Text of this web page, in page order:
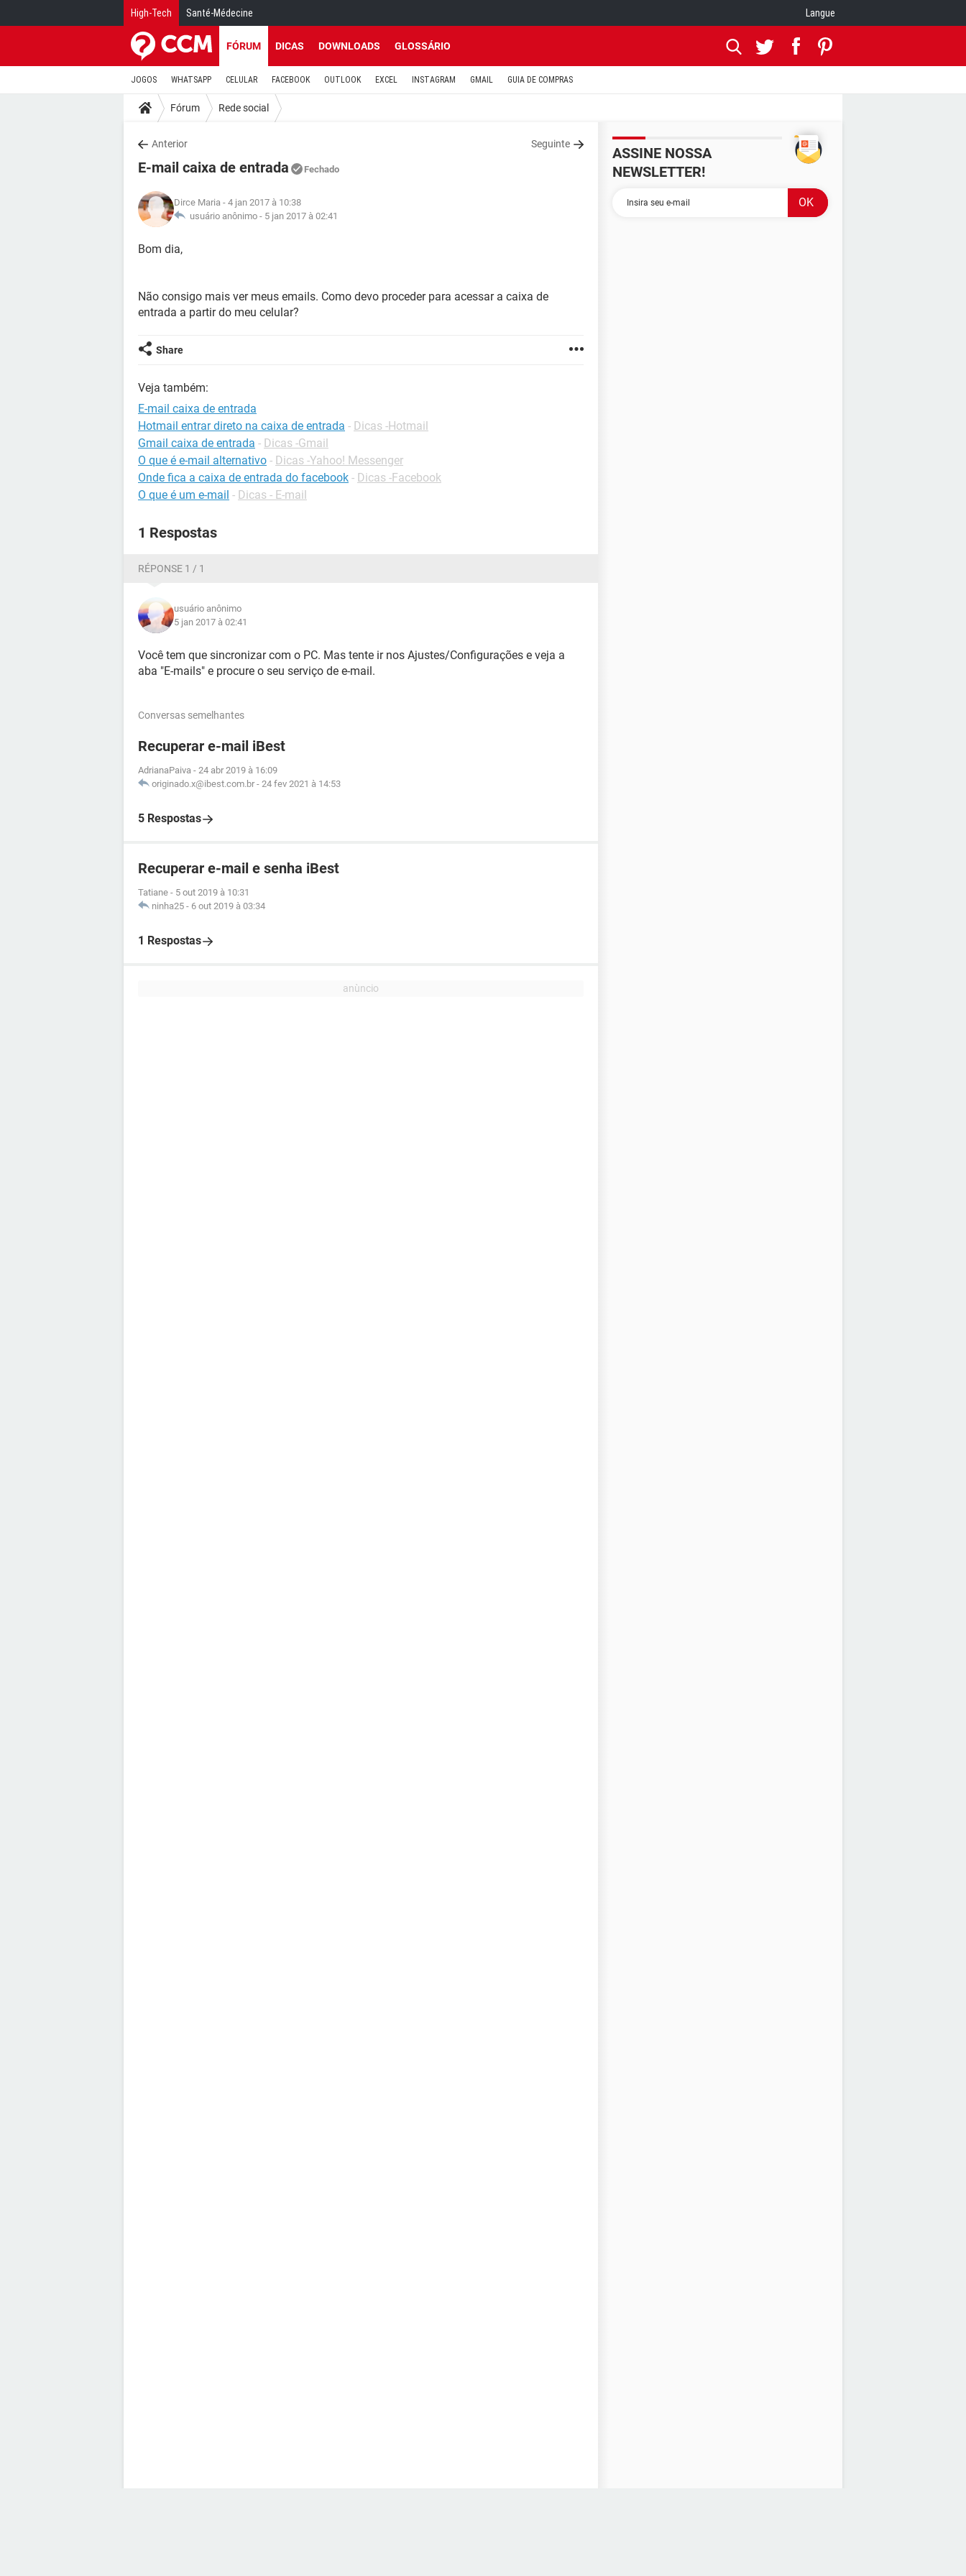
High-Tech Santé-Médecine Langue
FÓRUM DICAS DOWNLOADS GLOSSÁRIO
JOGOS WHATSAPP CELULAR FACEBOOK OUTLOOK EXCEL INSTAGRAM GMAIL GUIA DE COMPRAS
Fórum Rede social
Anterior Seguinte
E-mail caixa de entrada Fechado
Dirce Maria - 4 jan 2017 à 10:38
usuário anônimo - 5 jan 2017 à 02:41
Bom dia,
Não consigo mais ver meus emails. Como devo proceder para acessar a caixa de
entrada a partir do meu celular?
Share
Veja também:
E-mail caixa de entrada
Hotmail entrar direto na caixa de entrada - Dicas -Hotmail
Gmail caixa de entrada - Dicas -Gmail
O que é e-mail alternativo - Dicas -Yahoo! Messenger
Onde fica a caixa de entrada do facebook - Dicas -Facebook
O que é um e-mail - Dicas - E-mail
1 Respostas
RÉPONSE 1 / 1
usuário anônimo
5 jan 2017 à 02:41
Você tem que sincronizar com o PC. Mas tente ir nos Ajustes/Configurações e veja a
aba "E-mails" e procure o seu serviço de e-mail.
Conversas semelhantes
Recuperar e-mail iBest
AdrianaPaiva - 24 abr 2019 à 16:09
originado.x@ibest.com.br - 24 fev 2021 à 14:53
5 Respostas
Recuperar e-mail e senha iBest
Tatiane - 5 out 2019 à 10:31
ninha25 - 6 out 2019 à 03:34
1 Respostas
ASSINE NOSSA
NEWSLETTER!